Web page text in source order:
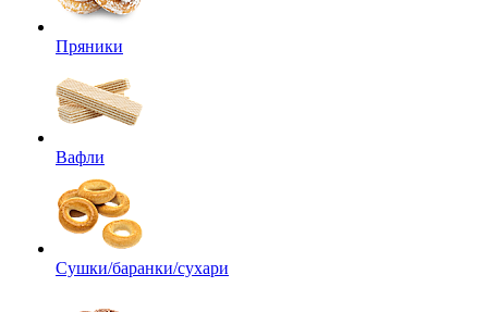
Пряники
Вафли
Сушки/баранки/сухари